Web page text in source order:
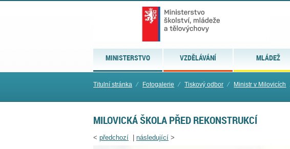
MINISTERSTVO VZDĚLÁVÁNÍ MLÁDEŽ
Titulní stránka ⁄ Fotogalerie ⁄ Tiskový odbor ⁄ Ministr v Milovicích
MILOVICKÁ ŠKOLA PŘED REKONSTRUKCÍ
< předchozí následující >